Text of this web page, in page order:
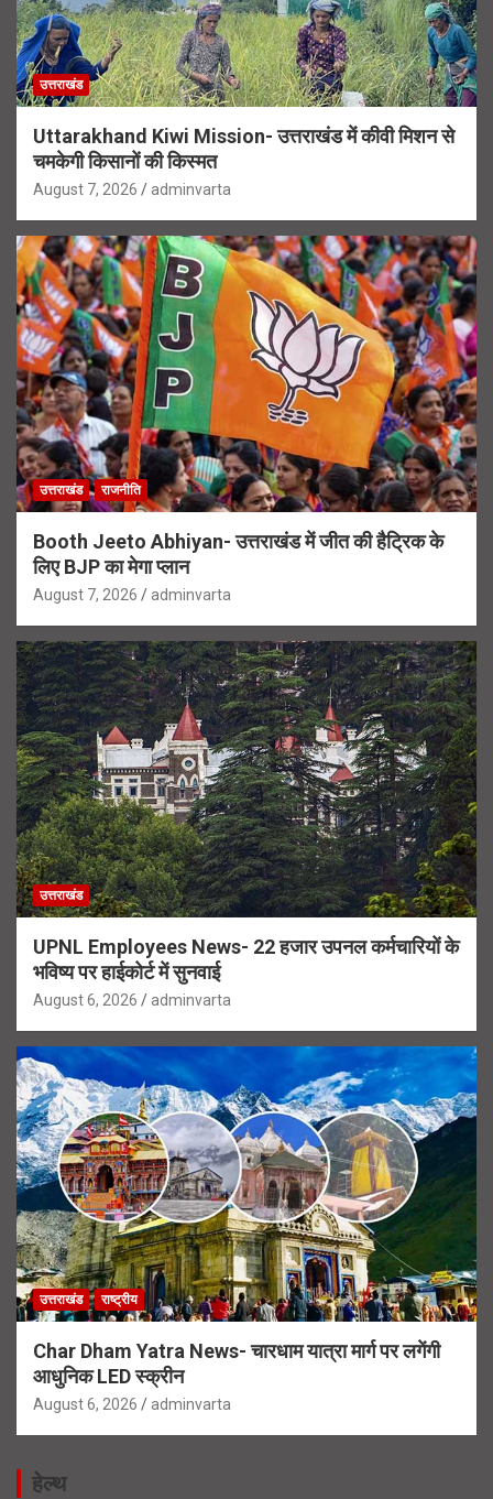
उत्तराखंड
Uttarakhand Kiwi Mission- उत्तराखंड में कीवी मिशन से
चमकेगी किसानों की किस्मत
August 7, 2026 adminvarta
उत्तराखंड राजनीति
Booth Jeeto Abhiyan- उत्तराखंड में जीत की हैट्रिक के
लिए BJP का मेगा प्लान
August 7, 2026 adminvarta
उत्तराखंड
UPNL Employees News- 22 हजार उपनल कर्मचारियों के
भविष्य पर हाईकोर्ट में सुनवाई
August 6, 2026 adminvarta
उत्तराखंड राष्ट्रीय
Char Dham Yatra News- चारधाम यात्रा मार्ग पर लगेंगी
आधुनिक LED स्क्रीन
August 6, 2026 adminvarta
हेल्थ